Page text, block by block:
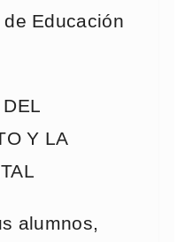
Educación
Y LA
alumnos,